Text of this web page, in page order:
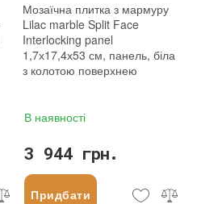
Мозаїчна плитка з мармуру
Lilac marble Split Face
Interlocking panel
1,7х17,4х53 см, панель, біла
з колотою поверхнею
В наявності
3 944 грн.
Придбати